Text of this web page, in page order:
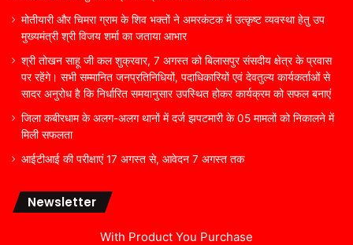
मोतीयारी और चिमरा ग्राम के शिव भक्तों ने अमरकंटक में उत्कृष्ट व्यवस्था हेतु उप
मुख्यमंत्री श्री विजय शर्मा का जताया आभार
श्री तोखन साहू जी कल शुक्रवार, 7 अगस्त को बिलासपुर संसदीय क्षेत्र के प्रवास
पर रहेंगे। सभी सम्मानित जनप्रतिनिधियों, पदाधिकारियों एवं देवतुल्य कार्यकर्ताओं से
सादर अनुरोध है कि निर्धारित समयानुसार उपस्थित होकर कार्यक्रम को सफल बनाएं
जिला कबीरधाम के अलग-अलग थानों में दर्ज झपटमारी के 05 मामलों को निकालने में
मिली सफलता
आईटीआई की परीक्षाएं 17 अगस्त से, आवेदन 7 अगस्त तक
Newsletter
With Product You Purchase